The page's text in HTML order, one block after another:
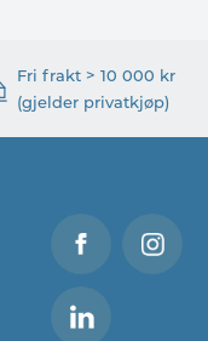
Fri frakt > 10 000 kr
(gjelder privatkjøp)